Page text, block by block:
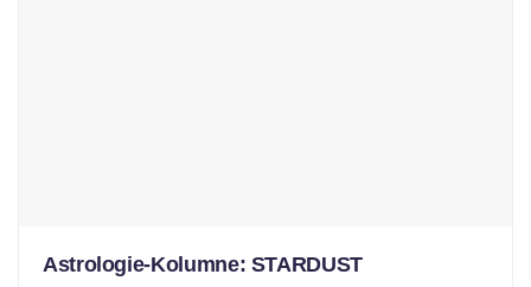
Astrologie-Kolumne: STARDUST